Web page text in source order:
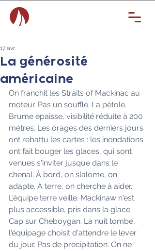
La générosité
américaine
17 avr.
On franchit les Straits of Mackinac au
moteur. Pas un souffle. La pétole.
Brume épaisse, visibilité réduite à 200
mètres. Les orages des derniers jours
ont rebattu les cartes : les inondations
ont fait bouger les glaces, qui sont
venues s'inviter jusque dans le
chenal. À bord, on slalome, on
adapte. À terre, on cherche à aider.
L'équipe terre veille. Mackinaw n'est
plus accessible, pris dans la glace.
Cap sur Cheboygan. La nuit tombe,
l'équipage choisit d'attendre le lever
du jour. Pas de précipitation. On ne